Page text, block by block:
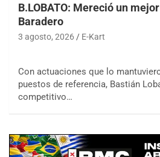
B.LOBATO: Mereció un
Baradero
3 agosto, 2026 E-Kart
Con actuaciones que lo
puestos de referencia, Bastián
competitivo…